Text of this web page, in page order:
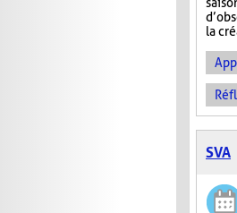
la
SVA